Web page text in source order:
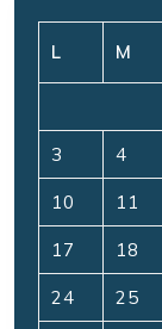
L M
3 4
10 11
17 18
24 25